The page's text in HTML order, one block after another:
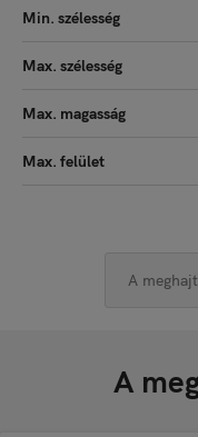
Min. szélesség
Max. szélesség
Max. magasság
Max. felület
A